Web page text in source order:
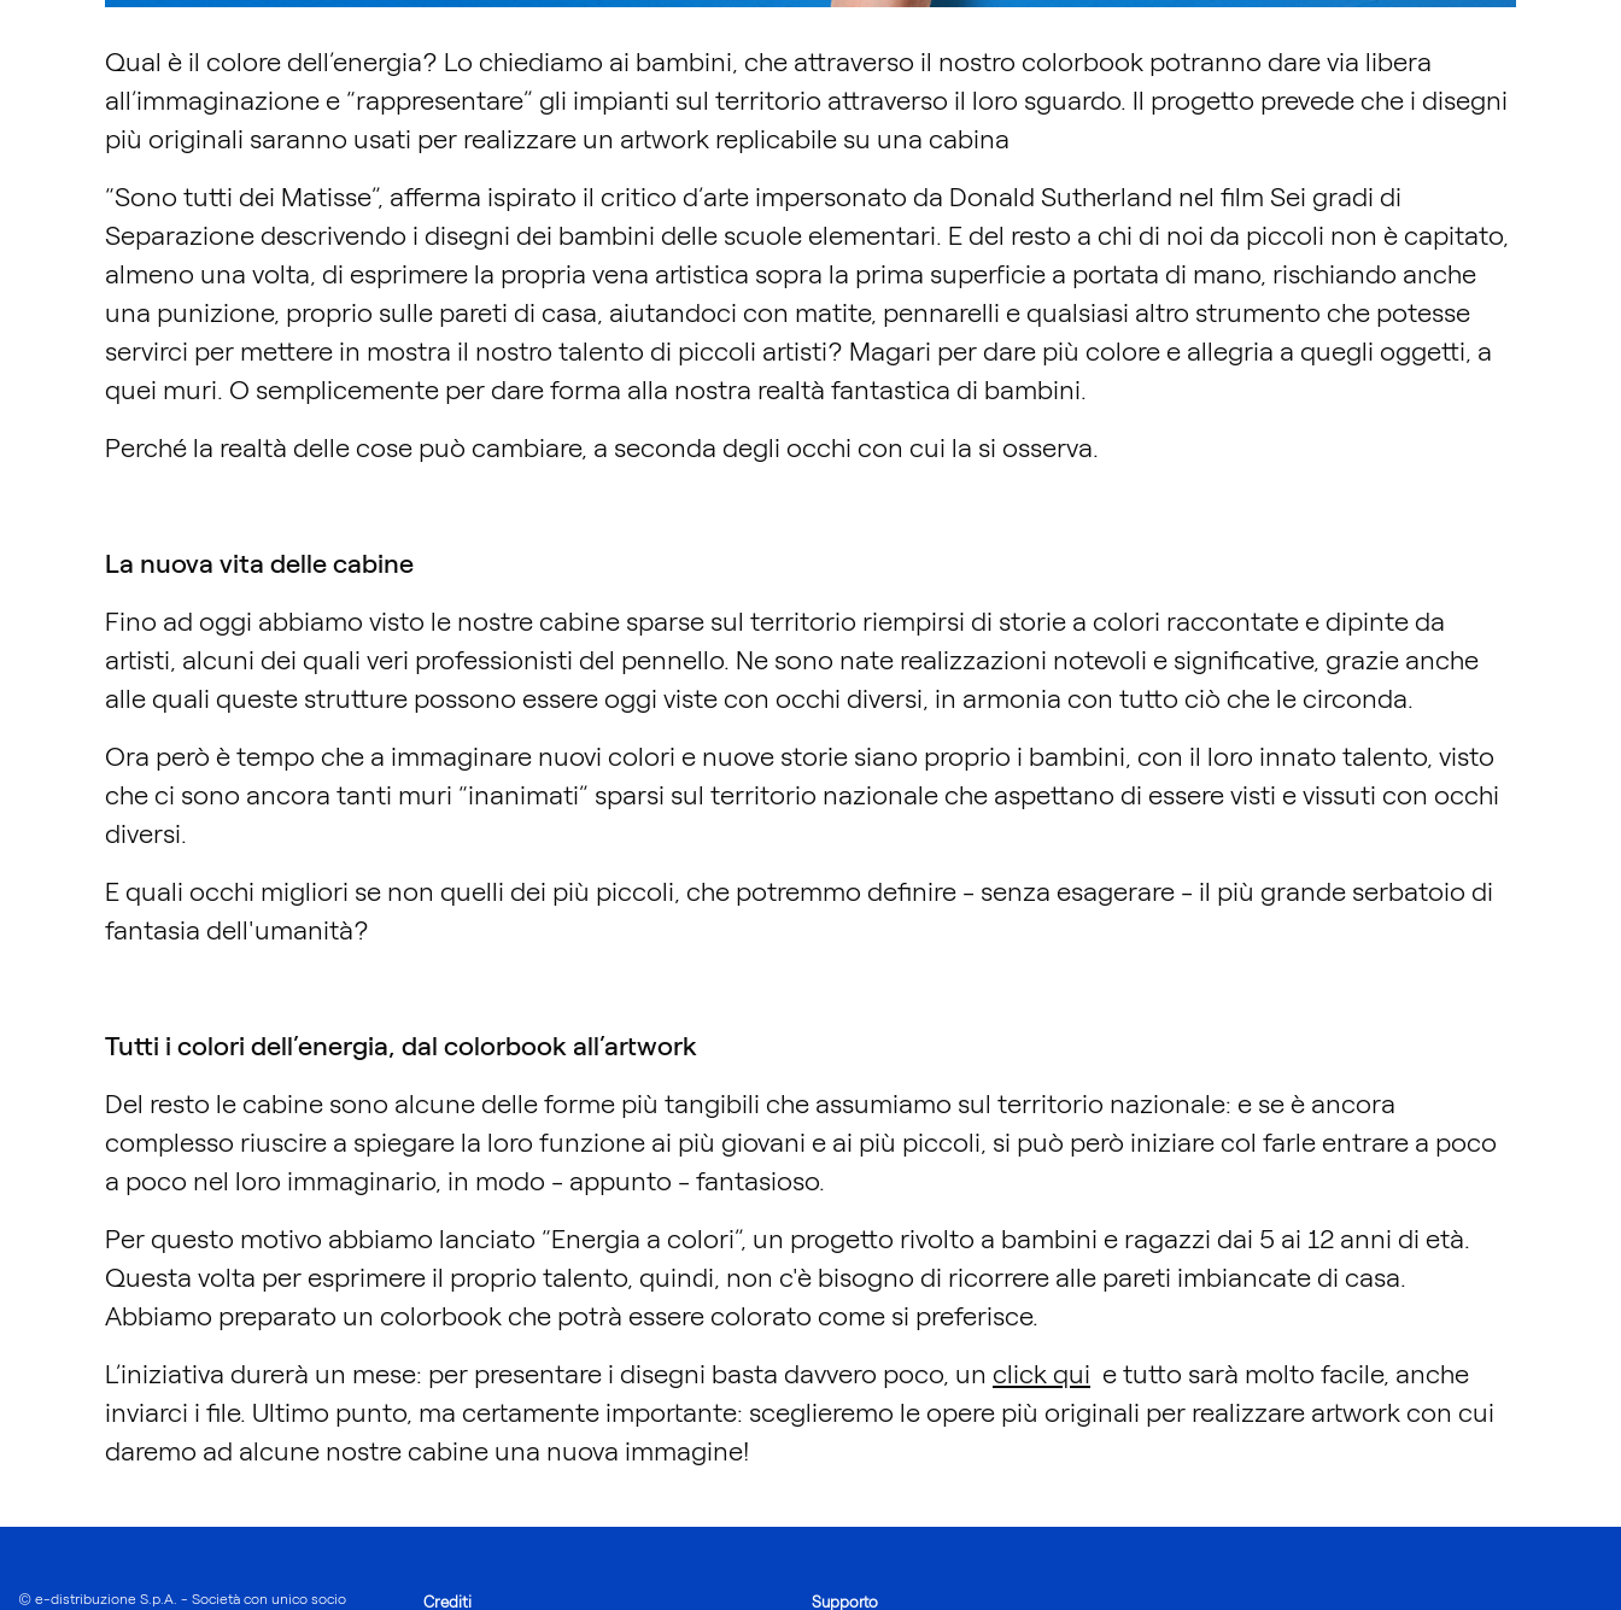
Qual è il colore dell’energia? Lo chiediamo ai bambini, che attraverso il nostro colorbook potranno dare via libera
all’immaginazione e “rappresentare” gli impianti sul territorio attraverso il loro sguardo. Il progetto prevede che i disegni
più originali saranno usati per realizzare un artwork replicabile su una cabina
“Sono tutti dei Matisse”, afferma ispirato il critico d’arte impersonato da Donald Sutherland nel film Sei gradi di
Separazione descrivendo i disegni dei bambini delle scuole elementari. E del resto a chi di noi da piccoli non è capitato,
almeno una volta, di esprimere la propria vena artistica sopra la prima superficie a portata di mano, rischiando anche
una punizione, proprio sulle pareti di casa, aiutandoci con matite, pennarelli e qualsiasi altro strumento che potesse
servirci per mettere in mostra il nostro talento di piccoli artisti? Magari per dare più colore e allegria a quegli oggetti, a
quei muri. O semplicemente per dare forma alla nostra realtà fantastica di bambini.
Perché la realtà delle cose può cambiare, a seconda degli occhi con cui la si osserva.
La nuova vita delle cabine
Fino ad oggi abbiamo visto le nostre cabine sparse sul territorio riempirsi di storie a colori raccontate e dipinte da
artisti, alcuni dei quali veri professionisti del pennello. Ne sono nate realizzazioni notevoli e significative, grazie anche
alle quali queste strutture possono essere oggi viste con occhi diversi, in armonia con tutto ciò che le circonda.
Ora però è tempo che a immaginare nuovi colori e nuove storie siano proprio i bambini, con il loro innato talento, visto
che ci sono ancora tanti muri “inanimati” sparsi sul territorio nazionale che aspettano di essere visti e vissuti con occhi
diversi.
E quali occhi migliori se non quelli dei più piccoli, che potremmo definire - senza esagerare - il più grande serbatoio di
fantasia dell'umanità?
Tutti i colori dell’energia, dal colorbook all’artwork
Del resto le cabine sono alcune delle forme più tangibili che assumiamo sul territorio nazionale: e se è ancora
complesso riuscire a spiegare la loro funzione ai più giovani e ai più piccoli, si può però iniziare col farle entrare a poco
a poco nel loro immaginario, in modo - appunto - fantasioso.
Per questo motivo abbiamo lanciato “Energia a colori”, un progetto rivolto a bambini e ragazzi dai 5 ai 12 anni di età.
Questa volta per esprimere il proprio talento, quindi, non c'è bisogno di ricorrere alle pareti imbiancate di casa.
Abbiamo preparato un colorbook che potrà essere colorato come si preferisce.
L’iniziativa durerà un mese: per presentare i disegni basta davvero poco, un click qui e tutto sarà molto facile, anche
inviarci i file. Ultimo punto, ma certamente importante: sceglieremo le opere più originali per realizzare artwork con cui
daremo ad alcune nostre cabine una nuova immagine!
© e-distribuzione S.p.A. - Società con unico socio Crediti Supporto